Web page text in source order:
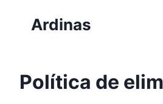
Ardinas
Política de